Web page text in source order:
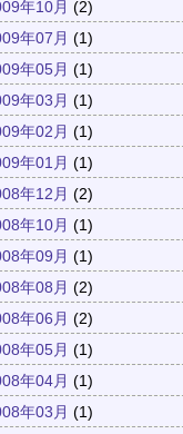
年10月 (2)
年07月 (1)
年05月 (1)
年03月 (1)
年02月 (1)
年01月 (1)
年12月 (2)
年10月 (1)
年09月 (1)
年08月 (2)
年06月 (2)
年05月 (1)
年04月 (1)
年03月 (1)